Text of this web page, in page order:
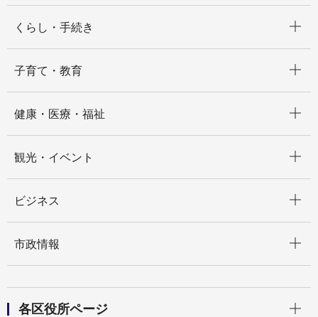
くらし・手続き
子育て・教育
健康・医療・福祉
観光・イベント
ビジネス
市政情報
各区役所ページ